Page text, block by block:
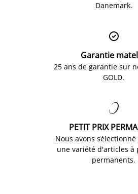
Danemark.

Garantie
25 ans de garantie sur
GOLD.

PETIT PRIX
Nous avons
une variété d'articles à
permanents.